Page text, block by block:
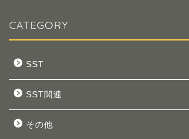
CATEGORY
SST
SST関連
その他